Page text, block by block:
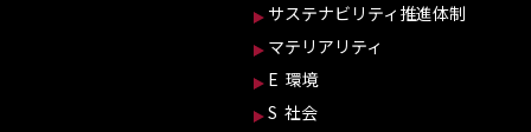
サステナビリティ推進体制
マテリアリティ
E 環境
S 社会